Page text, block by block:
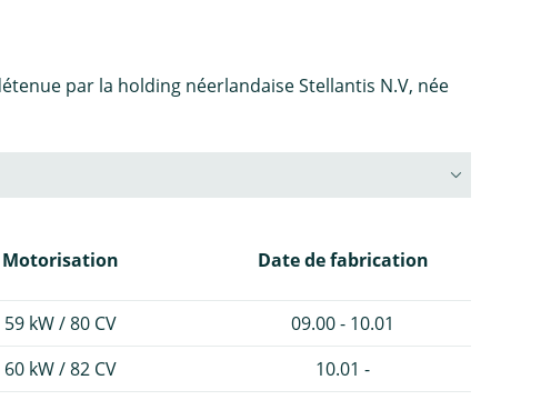
par la holding néerlandaise Stellantis N.V, née
Motorisation Date de fabrication
59 kW / 80 CV
09.00 - 10.01
60 kW / 82 CV
10.01 -